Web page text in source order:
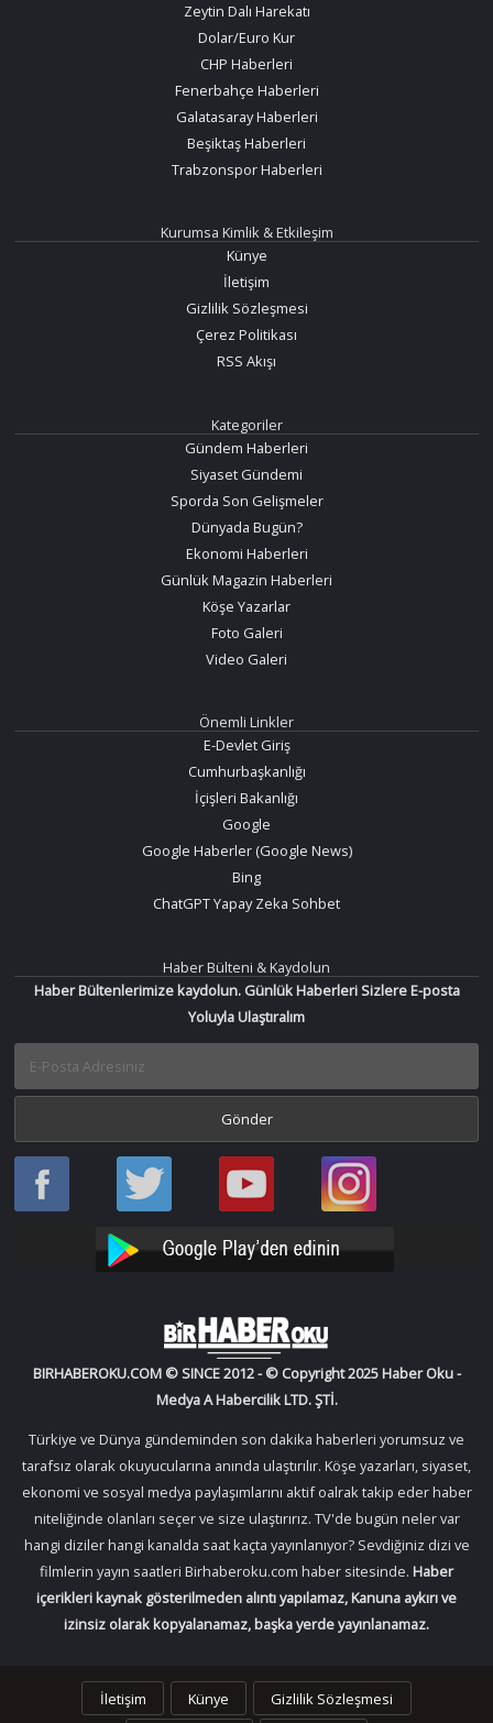
Zeytin Dalı Harekatı
Dolar/Euro Kur
CHP Haberleri
Fenerbahçe Haberleri
Galatasaray Haberleri
Beşiktaş Haberleri
Trabzonspor Haberleri
Kurumsa Kimlik & Etkileşim
Künye
İletişim
Gizlilik Sözleşmesi
Çerez Politikası
RSS Akışı
Kategoriler
Gündem Haberleri
Siyaset Gündemi
Sporda Son Gelişmeler
Dünyada Bugün?
Ekonomi Haberleri
Günlük Magazin Haberleri
Köşe Yazarlar
Foto Galeri
Video Galeri
Önemli Linkler
E-Devlet Giriş
Cumhurbaşkanlığı
İçişleri Bakanlığı
Google
Google Haberler (Google News)
Bing
ChatGPT Yapay Zeka Sohbet
Haber Bülteni & Kaydolun
Haber Bültenlerimize kaydolun. Günlük Haberleri Sizlere E-posta
Yoluyla Ulaştıralım
Haber
Oku
Haber
Oku
Bir
Haber
YouTube
Bir
Haber
Instagram
BIRHABEROKU.COM © SINCE 2012 - © Copyright 2025 Haber Oku -
Medya A Habercilik LTD. ŞTİ.
Türkiye ve Dünya gündeminden son dakika haberleri yorumsuz ve
tarafsız olarak okuyucularına anında ulaştırılır. Köşe yazarları, siyaset,
ekonomi ve sosyal medya paylaşımlarını aktif oalrak takip eder haber
niteliğinde olanları seçer ve size ulaştırırız. TV'de bugün neler var
hangi diziler hangi kanalda saat kaçta yayınlanıyor? Sevdiğiniz dizi ve
filmlerin yayın saatleri Birhaberoku.com haber sitesinde. Haber
içerikleri kaynak gösterilmeden alıntı yapılamaz, Kanuna aykırı ve
izinsiz olarak kopyalanamaz, başka yerde yayınlanamaz.
İletişim Künye Gizlilik Sözleşmesi